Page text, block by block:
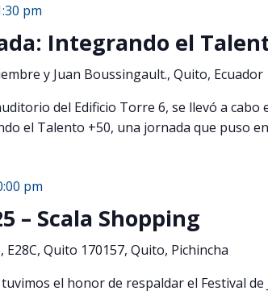
pm
Integrando el
y Juan Boussingault., Quito, Ecuador
del Edificio Torre 6, se llevó a cabo
el Talento +50, una jornada que puso
pm
– Scala Shopping
E28C, Quito 170157, Quito, Pichincha
el honor de respaldar el Festival de